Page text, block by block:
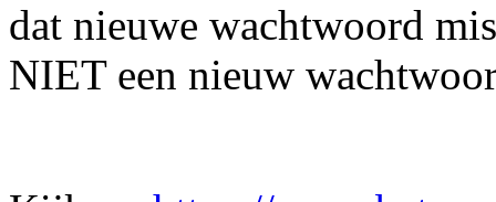
dat nieuwe wachtwoord
NIET een nieuw